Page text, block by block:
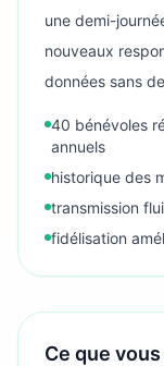
une demi-
nouveaux
données sans
40 bénévoles
annuels
historique des
transmission
fidélisation
Ce que